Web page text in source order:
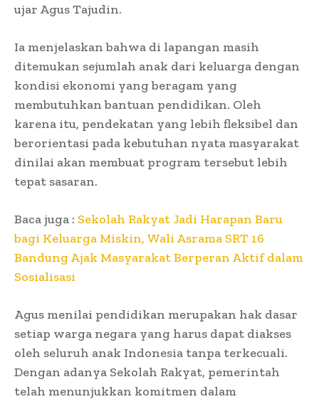
ujar Agus Tajudin.
Ia menjelaskan bahwa di lapangan masih
ditemukan sejumlah anak dari keluarga dengan
kondisi ekonomi yang beragam yang
membutuhkan bantuan pendidikan. Oleh
karena itu, pendekatan yang lebih fleksibel dan
berorientasi pada kebutuhan nyata masyarakat
dinilai akan membuat program tersebut lebih
tepat sasaran.
Baca juga : Sekolah Rakyat Jadi Harapan Baru
bagi Keluarga Miskin, Wali Asrama SRT 16
Bandung Ajak Masyarakat Berperan Aktif dalam
Sosialisasi
Agus menilai pendidikan merupakan hak dasar
setiap warga negara yang harus dapat diakses
oleh seluruh anak Indonesia tanpa terkecuali.
Dengan adanya Sekolah Rakyat, pemerintah
telah menunjukkan komitmen dalam